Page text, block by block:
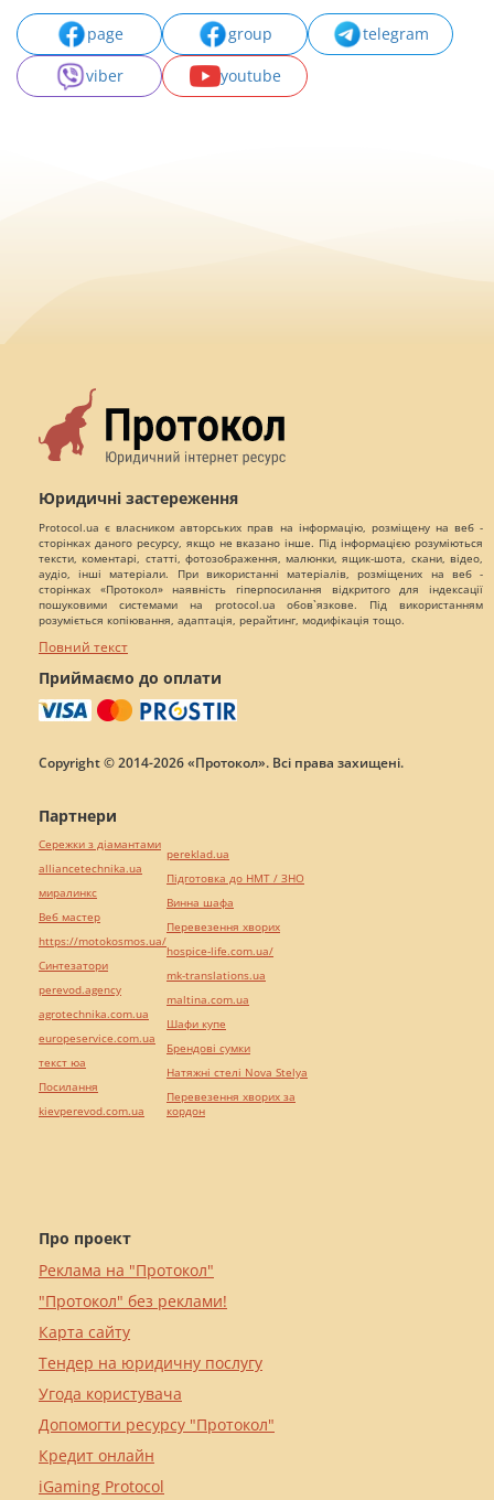
page group
telegram
viber
youtube
Юридичні застереження
Protocol.ua є власником авторських прав на інформацію, розміщену на веб -
сторінках даного ресурсу, якщо не вказано інше. Під інформацією розуміються
тексти, коментарі, статті, фотозображення, малюнки, ящик-шота, скани, відео,
аудіо, інші матеріали. При використанні матеріалів, розміщених на веб -
сторінках «Протокол» наявність гіперпосилання відкритого для індексації
пошуковими системами на protocol.ua обов`язкове. Під використанням
розуміється копіювання, адаптація, рерайтинг, модифікація тощо.
Повний текст
Приймаємо до оплати
Copyright © 2014-2026 «Протокол». Всі права захищені.
Про проект
Реклама на "Протокол"
"Протокол" без реклами!
Карта сайту
Тендер на юридичну послугу
Угода користувача
Допомогти ресурсу "Протокол"
Кредит онлайн
iGaming Protocol
Партнери
Сережки з діамантами
alliancetechnika.ua
миралинкс
Веб мастер
https://motokosmos.ua/
Синтезатори
perevod.agency
agrotechnika.com.ua
europeservice.com.ua
текст юа
Посилання
kievperevod.com.ua
pereklad.ua
Підготовка до НМТ / ЗНО
Винна шафа
Перевезення хворих
hospice-life.com.ua/
mk-translations.ua
maltina.com.ua
Шафи купе
Брендові сумки
Натяжні стелі Nova Stelya
Перевезення хворих за
кордон